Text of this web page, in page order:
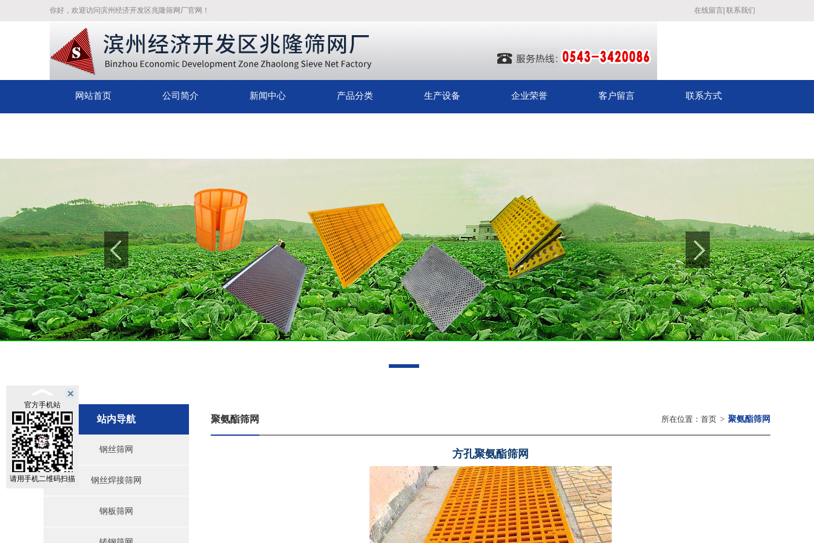
你好，欢迎访问滨州经济开发区兆隆筛网厂官网！ 在线留言 联系我们
网站首页 公司简介 新闻中心 产品分类 生产设备 企业荣誉 客户留言 联系方式
站内导航
钢丝筛网
钢丝焊接筛网
钢板筛网
聚氨酯筛网 所在位置： 首页 > 聚氨酯筛网
方孔聚氨酯筛网
官方手机站
请用手机二维码扫描